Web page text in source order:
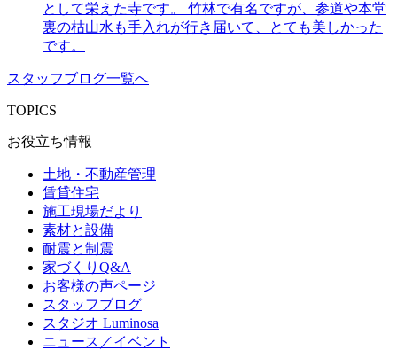
として栄えた寺です。 竹林で有名ですが、参道や本堂
裏の枯山水も手入れが行き届いて、とても美しかった
です。
スタッフブログ一覧へ
TOPICS
お役立ち情報
土地・不動産管理
賃貸住宅
施工現場だより
素材と設備
耐震と制震
家づくりQ&A
お客様の声ページ
スタッフブログ
スタジオ Luminosa
ニュース／イベント